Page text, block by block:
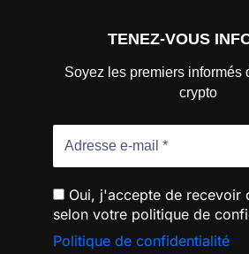
TENEZ-VOUS
Soyez les premiers informés
crypto
Oui, j'accepte de recevoir
selon votre politique de
Politique de confidentialité